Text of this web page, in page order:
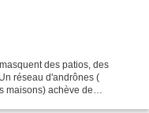
des patios, des
réseau d'andrônes (
maisons) achève de